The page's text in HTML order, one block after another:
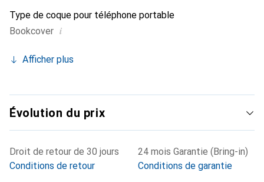
Type de coque pour téléphone portable
Bookcover i
Afficher plus
Évolution du prix
Droit de retour de 30 jours
Conditions de retour
24 mois Garantie (Bring-in)
Conditions de garantie